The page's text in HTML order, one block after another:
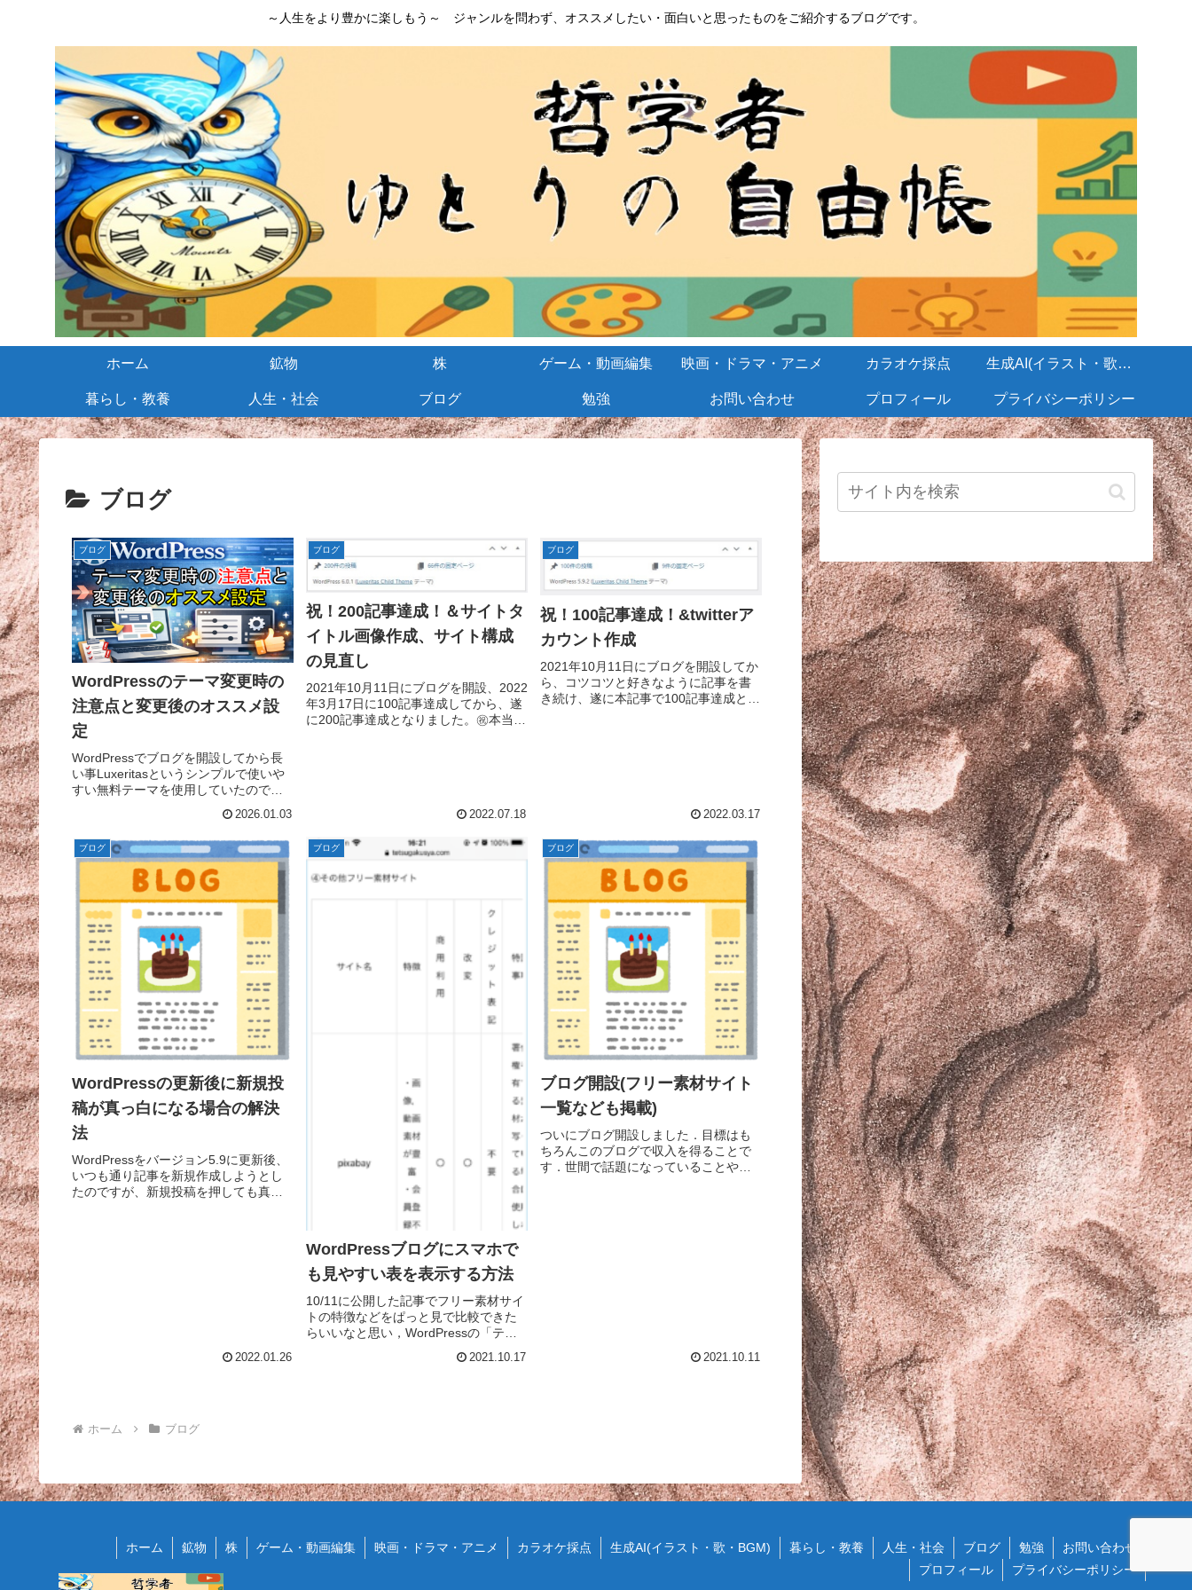
～人生をより豊かに楽しもう～ ジャンルを問わず、オススメしたい・面白いと思ったものをご紹介するブログです。
ホーム 鉱物 株 ゲーム・動画編集 映画・ドラマ・アニメ カラオケ採点 生成AI(イラスト・歌・BGM)
暮らし・教養 人生・社会 ブログ 勉強 お問い合わせ プロフィール プライバシーポリシー
ブログ
ブログ
WordPressのテーマ変更時の
注意点と変更後のオススメ設
定
WordPressでブログを開設してから長
い事Luxeritasというシンプルで使いや
すい無料テーマを使用していたのです
が、製作者様が体調を崩してしまって
いて、WordPressのバージョンが更新
されてもテーマが更新されない状況が
2023年...
2026.01.03
ブログ
祝！200記事達成！＆サイトタ
イトル画像作成、サイト構成
の見直し
2021年10月11日にブログを開設、2022
年3月17日に100記事達成してから、遂
に200記事達成となりました。㊗️本当は
2022.07.18
ブログ
祝！100記事達成！&twitterア
カウント作成
2021年10月11日にブログを開設してか
ら、コツコツと好きなように記事を書
き続け、遂に本記事で100記事達成とな
2022.03.17
ブログ
WordPressの更新後に新規投
稿が真っ白になる場合の解決
法
WordPressをバージョン5.9に更新後、
いつも通り記事を新規作成しようとし
たのですが、新規投稿を押しても真っ
2022.01.26
ブログ
WordPressブログにスマホで
も見やすい表を表示する方法
10/11に公開した記事でフリー素材サイ
トの特徴などをぱっと見で比較できた
らいいなと思い，WordPressの「テー
の「テーブル」で作成した表はPCやタ
2021.10.17
ブログ
ブログ開設(フリー素材サイト
一覧なども掲載)
ついにブログ開設しました．目標はも
ちろんこのブログで収入を得ることで
す．世間で話題になっていることや，
2021.10.11
ホーム ブログ
ホーム 鉱物 株 ゲーム・動画編集 映画・ドラマ・アニメ カラオケ採点 生成AI(イラスト・歌・BGM) 暮らし・教養 人生・社会 ブログ 勉強
お問い合わせ
プロフィール
プライバシーポリシー